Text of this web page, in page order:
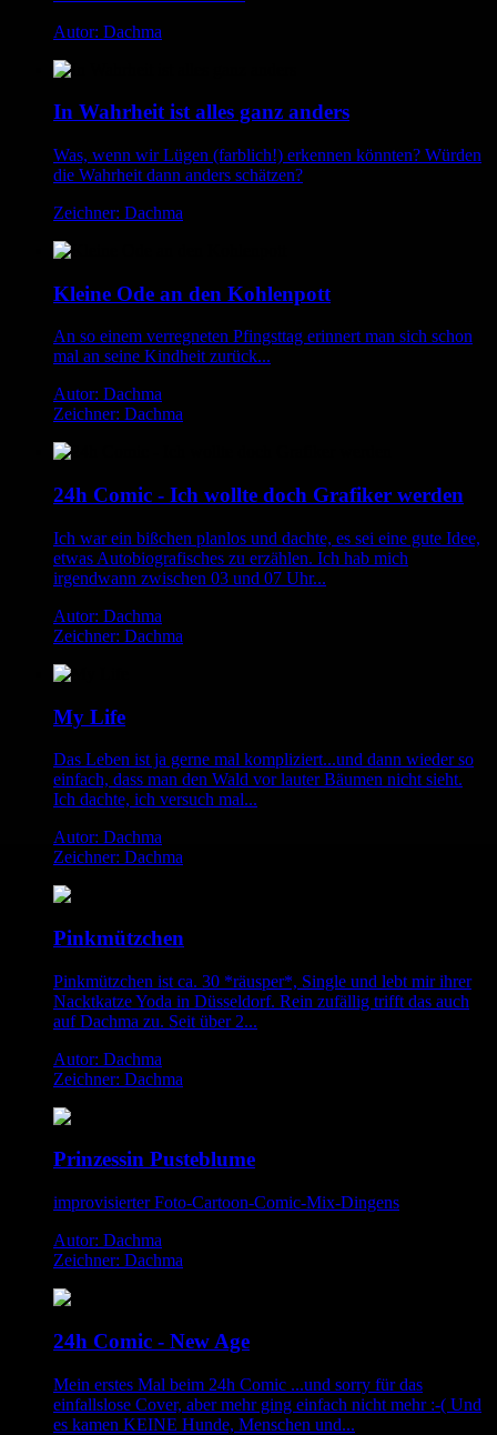
Autor: Dachma
In Wahrheit ist alles ganz anders
Was, wenn wir Lügen (farblich!) erkennen könnten? Würden
die Wahrheit dann anders schätzen?
Zeichner: Dachma
Kleine Ode an den Kohlenpott
An so einem verregneten Pfingsttag erinnert man sich schon
mal an seine Kindheit zurück...
Autor: Dachma
Zeichner: Dachma
24h Comic - Ich wollte doch Grafiker werden
Ich war ein bißchen planlos und dachte, es sei eine gute Idee,
etwas Autobiografisches zu erzählen. Ich hab mich
irgendwann zwischen 03 und 07 Uhr...
Autor: Dachma
Zeichner: Dachma
My Life
Das Leben ist ja gerne mal kompliziert...und dann wieder so
einfach, dass man den Wald vor lauter Bäumen nicht sieht.
Ich dachte, ich versuch mal...
Autor: Dachma
Zeichner: Dachma
Pinkmützchen
Pinkmützchen ist ca. 30 *räusper*, Single und lebt mir ihrer
Nacktkatze Yoda in Düsseldorf. Rein zufällig trifft das auch
auf Dachma zu. Seit über 2...
Autor: Dachma
Zeichner: Dachma
Prinzessin Pusteblume
improvisierter Foto-Cartoon-Comic-Mix-Dingens
Autor: Dachma
Zeichner: Dachma
24h Comic - New Age
Mein erstes Mal beim 24h Comic ...und sorry für das
einfallslose Cover, aber mehr ging einfach nicht mehr :-( Und
es kamen KEINE Hunde, Menschen und...